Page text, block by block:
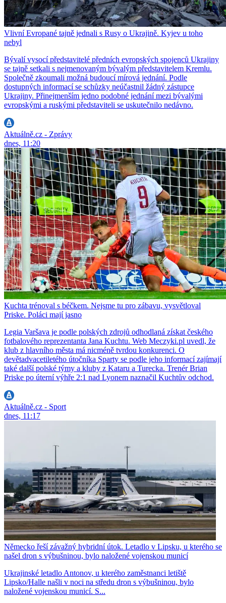
Vlivní Evropané tajně jednali s Rusy o Ukrajině. Kyjev u toho
nebyl
Bývalí vysocí představitelé předních evropských spojenců Ukrajiny
se tajně setkali s nejmenovaným bývalým představitelem Kremlu.
Společně zkoumali možná budoucí mírová jednání. Podle
dostupných informací se schůzky neúčastnil žádný zástupce
Ukrajiny. Přinejmenším jedno podobné jednání mezi bývalými
evropskými a ruskými představiteli se uskutečnilo nedávno.
Aktuálně.cz - Zprávy
dnes, 11:20
Kuchta trénoval s béčkem. Nejsme tu pro zábavu, vysvětloval
Priske. Poláci mají jasno
Legia Varšava je podle polských zdrojů odhodlaná získat českého
fotbalového reprezentanta Jana Kuchtu. Web Meczyki.pl uvedl, že
klub z hlavního města má nicméně tvrdou konkurenci. O
devětadvacetiletého útočníka Sparty se podle jeho informací zajímají
také další polské týmy a kluby z Kataru a Turecka. Trenér Brian
Priske po úterní výhře 2:1 nad Lyonem naznačil Kuchtův odchod.
Aktuálně.cz - Sport
dnes, 11:17
Německo řeší závažný hybridní útok. Letadlo v Lipsku, u kterého se
našel dron s výbušninou, bylo naložené vojenskou municí
Ukrajinské letadlo Antonov, u kterého zaměstnanci letiště
Lipsko/Halle našli v noci na středu dron s výbušninou, bylo
naložené vojenskou municí. S...